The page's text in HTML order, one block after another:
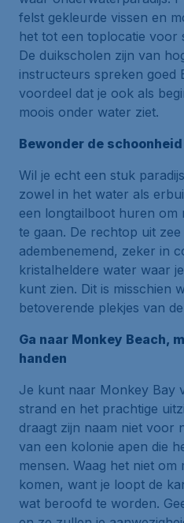
felst gekleurde vissen en
het tot een toplocatie voor
De duikscholen zijn van
instructeurs spreken goed
voordeel dat je ook als
moois onder water ziet.
Bewonder de
Wil je echt een stuk
zowel in het water als
een longtailboot huren om
te gaan. De rechtop uit
adembenemend, zeker in
kristalheldere water waar
kunt zien. Dit is misschien
betoverende plekjes van
Ga naar Monkey Beach,
handen
Je kunt naar Monkey Bay
strand en het prachtige
draagt zijn naam niet voor
van een kolonie apen die
mensen. Waag het niet om
komen, want je loopt de
wat beroofd te worden.